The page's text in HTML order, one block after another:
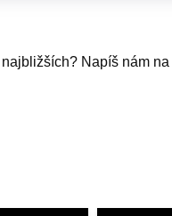
Napíš nám na